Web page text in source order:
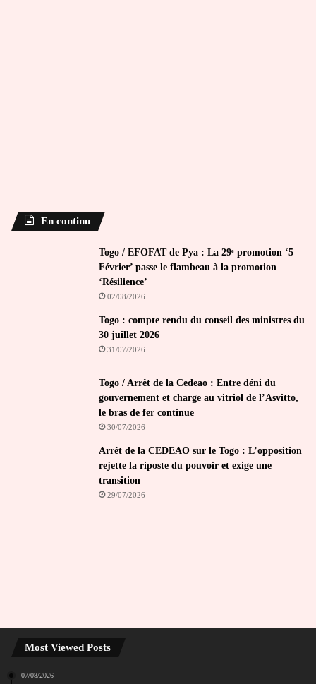
En continu
Togo / EFOFAT de Pya : La 29ᵉ promotion ‘5
Février’ passe le flambeau à la promotion
‘Résilience’
02/08/2026
Togo : compte rendu du conseil des ministres du
30 juillet 2026
31/07/2026
Togo / Arrêt de la Cedeao : Entre déni du
gouvernement et charge au vitriol de l’Asvitto,
le bras de fer continue
30/07/2026
Arrêt de la CEDEAO sur le Togo : L’opposition
rejette la riposte du pouvoir et exige une
transition
29/07/2026
Most Viewed Posts
07/08/2026